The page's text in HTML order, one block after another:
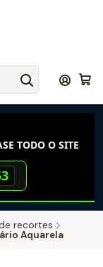
TODO O SITE
recortes
Aquarela